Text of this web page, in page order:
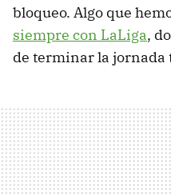
bloqueo. Algo que
siempre con LaLiga,
de terminar la jornada